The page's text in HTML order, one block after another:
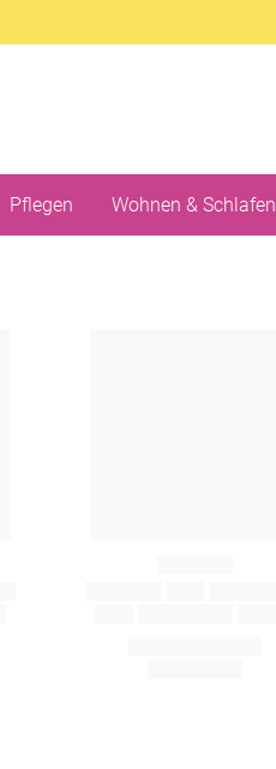
Pflegen Wohnen & Schlafen